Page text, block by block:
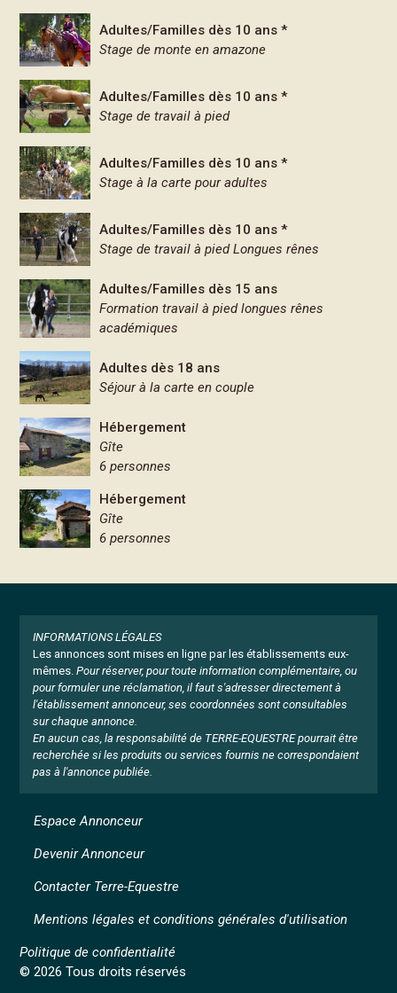
Adultes/Familles dès 10 ans *
Stage de monte en amazone
Adultes/Familles dès 10 ans *
Stage de travail à pied
Adultes/Familles dès 10 ans *
Stage à la carte pour adultes
Adultes/Familles dès 10 ans *
Stage de travail à pied Longues rênes
Adultes/Familles dès 15 ans
Formation travail à pied longues rênes
académiques
Adultes dès 18 ans
Séjour à la carte en couple
Hébergement
Gîte
6 personnes
Hébergement
Gîte
6 personnes
INFORMATIONS LÉGALES
Les annonces sont mises en ligne par les établissements eux-
mêmes. Pour réserver, pour toute information complémentaire, ou
pour formuler une réclamation, il faut s'adresser directement à
l'établissement annonceur, ses coordonnées sont consultables
sur chaque annonce.
En aucun cas, la responsabilité de TERRE-EQUESTRE pourrait être
recherchée si les produits ou services fournis ne correspondaient
pas à l'annonce publiée.
Mentions légales et conditions générales d'utilisation
Politique de confidentialité
© 2026 Tous droits réservés
Espace Annonceur
Devenir Annonceur
Contacter Terre-Equestre